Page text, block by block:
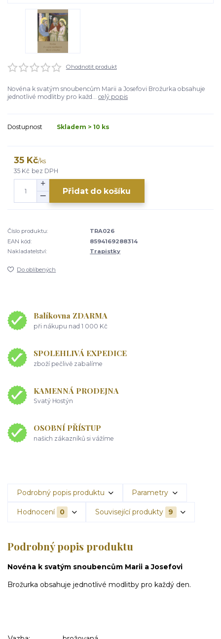
Ohodnotit produkt
Novéna k svatým snoubencům Marii a Josefovi Brožurka obsahuje
jednotlivé modlitby pro každ... celý popis
Dostupnost Skladem > 10 ks
35 Kč/ks
35 Kč bez DPH
Přidat do košíku
Číslo produktu:
TRA026
EAN kód:
8594169288314
Nakladatelství:
Trapistky
Do oblíbených
Balíkovna ZDARMA
při nákupu nad 1 000 Kč
SPOLEHLIVÁ EXPEDICE
zboží pečlivě zabalíme
KAMENNÁ PRODEJNA
Svatý Hostýn
OSOBNÍ PŘÍSTUP
našich zákazníků si vážíme
Podrobný popis produktu Parametry
Hodnocení 0 Související produkty 9
Podrobný popis produktu
Novéna k svatým snoubencům Marii a Josefovi
Brožurka obsahuje jednotlivé modlitby pro každý den.